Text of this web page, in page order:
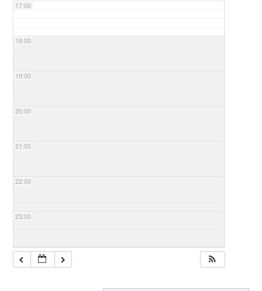
17:00
18:00
19:00
20:00
21:00
22:00
23:00